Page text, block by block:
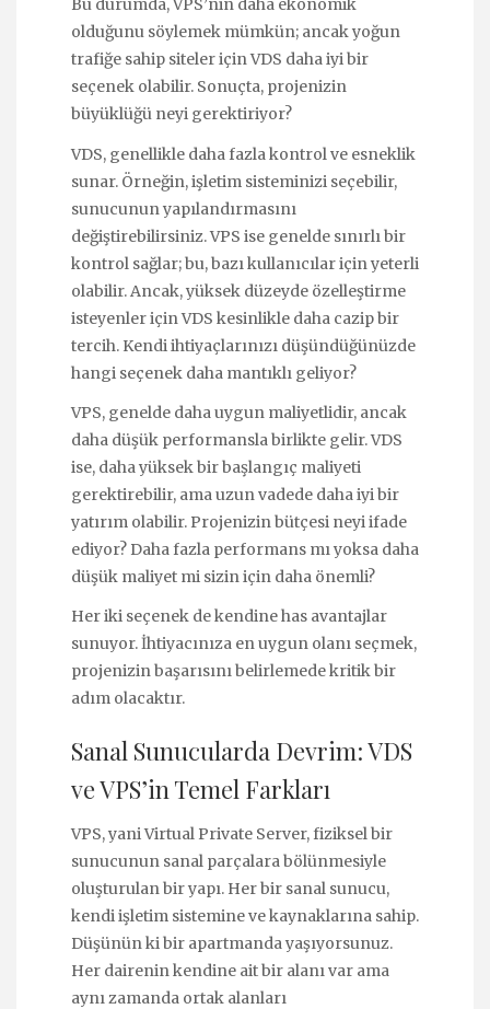
Bu durumda, VPS’nin daha ekonomik
olduğunu söylemek mümkün; ancak yoğun
trafiğe sahip siteler için VDS daha iyi bir
seçenek olabilir. Sonuçta, projenizin
büyüklüğü neyi gerektiriyor?
VDS, genellikle daha fazla kontrol ve esneklik
sunar. Örneğin, işletim sisteminizi seçebilir,
sunucunun yapılandırmasını
değiştirebilirsiniz. VPS ise genelde sınırlı bir
kontrol sağlar; bu, bazı kullanıcılar için yeterli
olabilir. Ancak, yüksek düzeyde özelleştirme
isteyenler için VDS kesinlikle daha cazip bir
tercih. Kendi ihtiyaçlarınızı düşündüğünüzde
hangi seçenek daha mantıklı geliyor?
VPS, genelde daha uygun maliyetlidir, ancak
daha düşük performansla birlikte gelir. VDS
ise, daha yüksek bir başlangıç maliyeti
gerektirebilir, ama uzun vadede daha iyi bir
yatırım olabilir. Projenizin bütçesi neyi ifade
ediyor? Daha fazla performans mı yoksa daha
düşük maliyet mi sizin için daha önemli?
Her iki seçenek de kendine has avantajlar
sunuyor. İhtiyacınıza en uygun olanı seçmek,
projenizin başarısını belirlemede kritik bir
adım olacaktır.
Sanal Sunucularda Devrim: VDS
ve VPS’in Temel Farkları
VPS, yani Virtual Private Server, fiziksel bir
sunucunun sanal parçalara bölünmesiyle
oluşturulan bir yapı. Her bir sanal sunucu,
kendi işletim sistemine ve kaynaklarına sahip.
Düşünün ki bir apartmanda yaşıyorsunuz.
Her dairenin kendine ait bir alanı var ama
aynı zamanda ortak alanları